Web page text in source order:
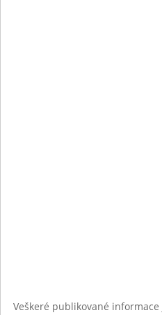
Veškeré publikované